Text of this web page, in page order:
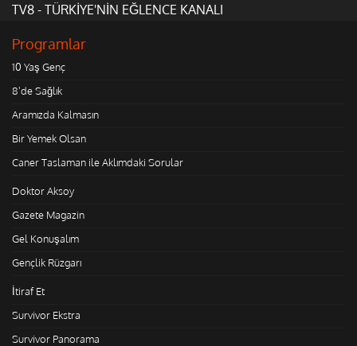
TV8 - TÜRKİYE'NİN EĞLENCE KANALI
Programlar
10 Yaş Genç
8'de Sağlık
Aramızda Kalmasın
Bir Yemek Olsan
Caner Taslaman ile Aklımdaki Sorular
Doktor Aksoy
Gazete Magazin
Gel Konuşalım
Gençlik Rüzgarı
İtiraf Et
Survivor Ekstra
Survivor Panorama